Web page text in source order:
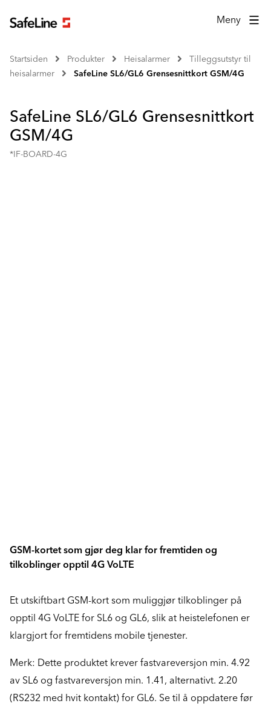
Meny
Startsiden Produkter Heisalarmer
Tilleggsutstyr til
heisalarmer
SafeLine SL6/GL6 Grensesnittkort GSM/4G
SafeLine SL6/GL6 Grensesnittkort
GSM/4G
*IF-BOARD-4G
GSM-kortet som gjør deg klar for fremtiden og
tilkoblinger opptil 4G VoLTE
Et utskiftbart GSM-kort som muliggjør tilkoblinger på
opptil 4G VoLTE for SL6 og GL6, slik at heistelefonen er
klargjort for fremtidens mobile tjenester.
Merk: Dette produktet krever fastvareversjon min. 4.92
av SL6 og fastvareversjon min. 1.41, alternativt. 2.20
(RS232 med hvit kontakt) for GL6. Se til å oppdatere før